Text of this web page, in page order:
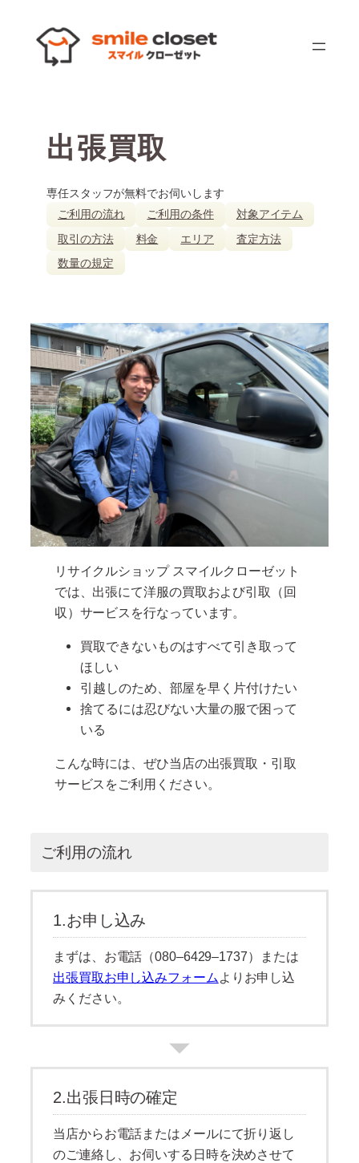
出張買取
専任スタッフが無料でお伺いします
ご利用の流れ
ご利用の条件
対象アイテム
取引の方法
料金 エリア
査定方法
数量の規定
リサイクルショップ スマイルクローゼット
では、出張にて洋服の買取および引取（回
収）サービスを行なっています。
買取できないものはすべて引き取って
ほしい
引越しのため、部屋を早く片付けたい
捨てるには忍びない大量の服で困って
いる
こんな時には、ぜひ当店の出張買取・引取
サービスをご利用ください。
ご利用の流れ
1.お申し込み
まずは、お電話（080–6429–1737）または
出張買取お申し込みフォーム よりお申し込
みください。
2.出張日時の確定
当店からお電話またはメールにて折り返し
のご連絡し、お伺いする日時を決めさせて